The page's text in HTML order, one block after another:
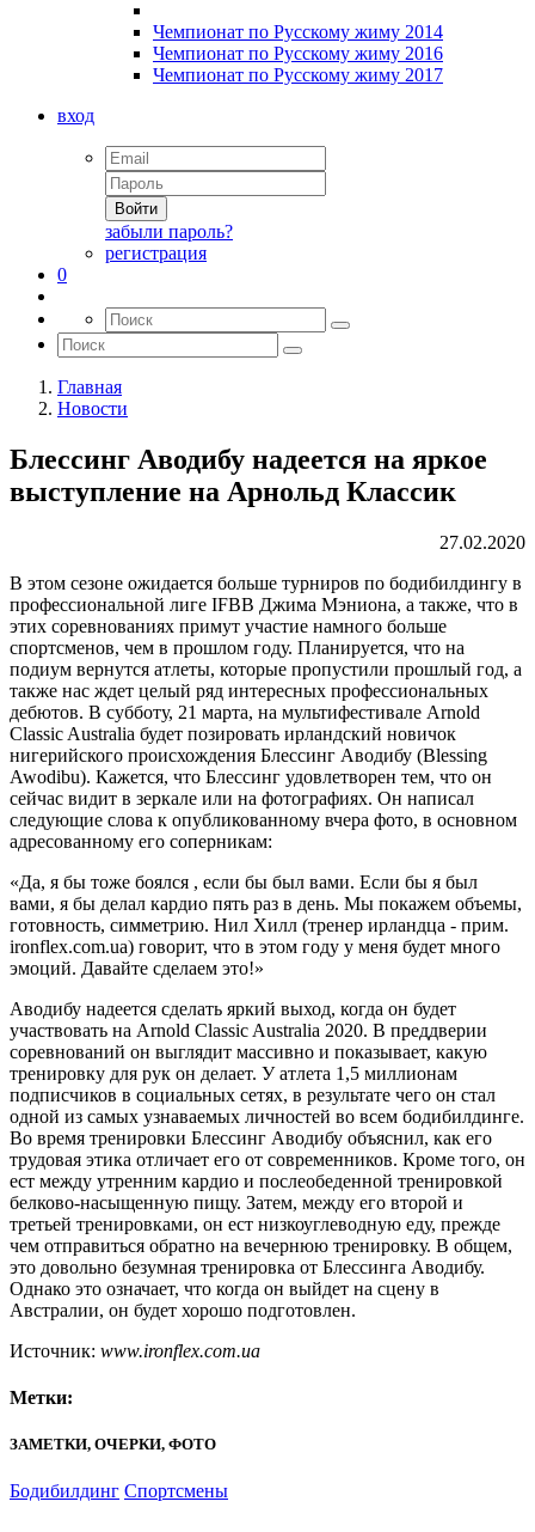
Чемпионат по Русскому жиму 2014
Чемпионат по Русскому жиму 2016
Чемпионат по Русскому жиму 2017
вход
Войти
забыли пароль?
регистрация
0
Главная
Новости
Блессинг Аводибу надеется на яркое
выступление на Арнольд Классик
27.02.2020
В этом сезоне ожидается больше турниров по бодибилдингу в
профессиональной лиге IFBB Джима Мэниона, а также, что в
этих соревнованиях примут участие намного больше
спортсменов, чем в прошлом году. Планируется, что на
подиум вернутся атлеты, которые пропустили прошлый год, а
также нас ждет целый ряд интересных профессиональных
дебютов. В субботу, 21 марта, на мультифестивале Arnold
Classic Australia будет позировать ирландский новичок
нигерийского происхождения Блессинг Аводибу (Blessing
Awodibu). Кажется, что Блессинг удовлетворен тем, что он
сейчас видит в зеркале или на фотографиях. Он написал
следующие слова к опубликованному вчера фото, в основном
адресованному его соперникам:
«Да, я бы тоже боялся , если бы был вами. Если бы я был
вами, я бы делал кардио пять раз в день. Мы покажем объемы,
готовность, симметрию. Нил Хилл (тренер ирландца - прим.
ironflex.com.ua) говорит, что в этом году у меня будет много
эмоций. Давайте сделаем это!»
Аводибу надеется сделать яркий выход, когда он будет
участвовать на Arnold Classic Australia 2020. В преддверии
соревнований он выглядит массивно и показывает, какую
тренировку для рук он делает. У атлета 1,5 миллионам
подписчиков в социальных сетях, в результате чего он стал
одной из самых узнаваемых личностей во всем бодибилдинге.
Во время тренировки Блессинг Аводибу объяснил, как его
трудовая этика отличает его от современников. Кроме того, он
ест между утренним кардио и послеобеденной тренировкой
белково-насыщенную пищу. Затем, между его второй и
третьей тренировками, он ест низкоуглеводную еду, прежде
чем отправиться обратно на вечернюю тренировку. В общем,
это довольно безумная тренировка от Блессинга Аводибу.
Однако это означает, что когда он выйдет на сцену в
Австралии, он будет хорошо подготовлен.
Источник: www.ironflex.com.ua
Метки:
ЗАМЕТКИ, ОЧЕРКИ, ФОТО
Бодибилдинг Спортсмены